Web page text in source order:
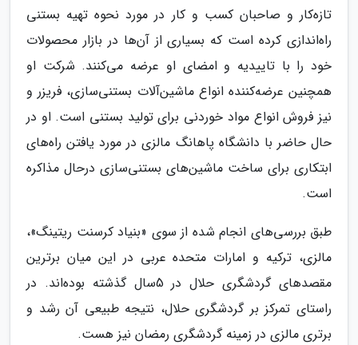
تازه‌کار و صاحبان کسب و کار در مورد نحوه تهیه بستنی
راه‌اندازی کرده است که بسیاری از آن‌ها در بازار محصولات
خود را با تاییدیه و امضای او عرضه می‌کنند. شرکت او
همچنین عرضه‌کننده انواع ماشین‌آلات بستنی‌سازی، فریزر و
نیز فروش انواع مواد خوردنی برای تولید بستنی است. او در
حال حاضر با دانشگاه پاهانگ مالزی در مورد یافتن راه‌های
ابتکاری برای ساخت ماشین‌های بستنی‌سازی درحال مذاکره
است.
طبق بررسی‌های انجام شده از سوی «بنیاد کرسنت ریتینگ»،
مالزی، ترکیه و امارات متحده عربی در این میان برترین
مقصدهای گردشگری حلال در 5سال گذشته بوده‌اند. در
راستای تمرکز بر گردشگری حلال، نتیجه طبیعی آن رشد و
برتری مالزی در زمینه گردشگری رمضان نیز هست.